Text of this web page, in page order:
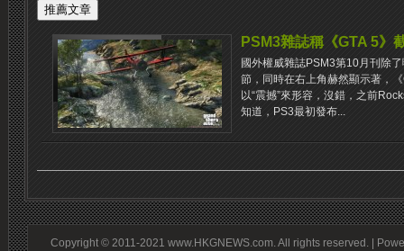
PSM3雜誌稱《GTA 5》
國外權威雜誌PSM3第10月刊除
節，同時在右上角赫然顯示著，
以“震撼”來形容，沒錯，之前
知道，PS3最初發布...
Copyright © 2011-2021 www.HKGNEWS.com. All rights reserved. |